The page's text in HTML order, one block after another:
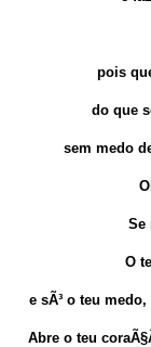
pois
do que
sem medo
Se
O
e sÃ³ o teu
Abre o teu